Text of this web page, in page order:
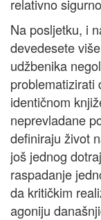
relativno
Na posljetku, i
devedesete
udžbenika
problematizirati
identičnom
neprevladane
definiraju život
još jednog
raspadanje
da kritičkim
agoniju